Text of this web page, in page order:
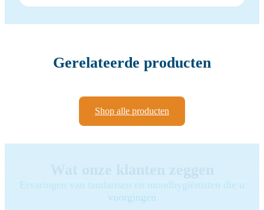
Gerelateerde producten
Shop alle producten
Ervaringen van tandartsen en mondhygiënisten die u
voorgingen